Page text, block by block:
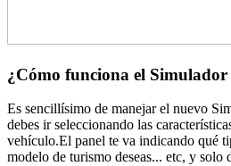
¿Cómo funciona el Simulador
Es sencillísimo de manejar el nuevo
debes ir seleccionando las
vehículo.El panel te va indicando qué
modelo de turismo deseas... etc, y solo